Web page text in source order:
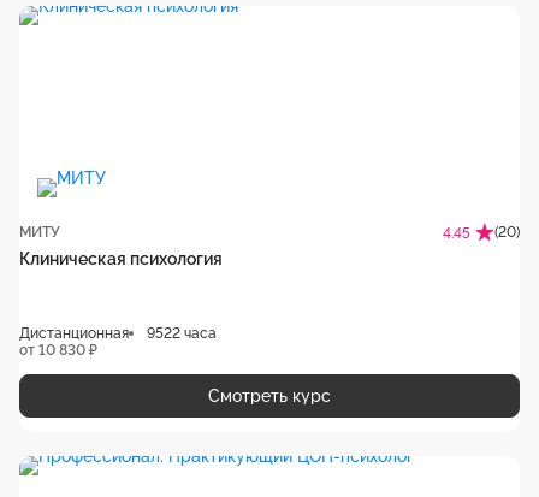
МИТУ 4.45 (20)
Клиническая психология
Дистанционная
9522 часа
от 10 830 ₽
Смотреть курс